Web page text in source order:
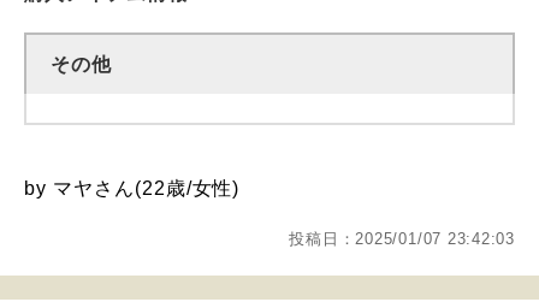
その他
by マヤさん(22歳/女性)
投稿日：2025/01/07 23:42:03